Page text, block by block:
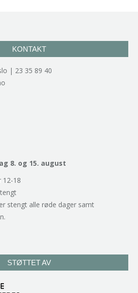
KONTAKT
| 23 35 89 40
8. og 15. august
12-18
stengt alle røde dager samt
STØTTET AV